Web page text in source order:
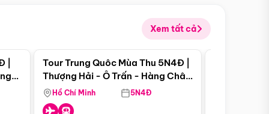
Xem tất cả
|
Điểm nổi bật
Tour Trung Quôc Mùa Thu 5N4Đ |
Thượng Hải - Ô Trấn - Hàng Châu
(Tour Không Shopping)
Hồ Chí Minh 5N4Đ